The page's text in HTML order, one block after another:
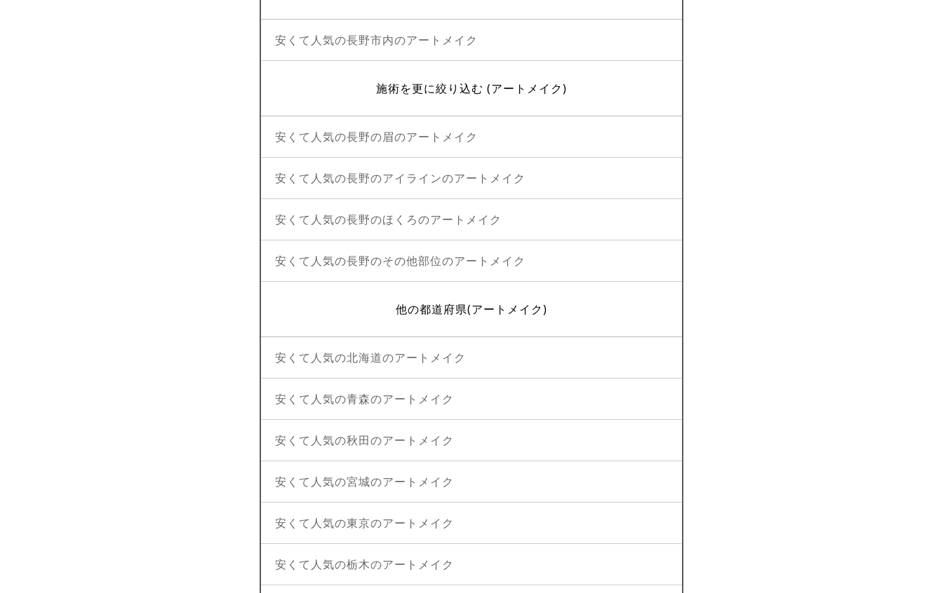
安くて人気の長野市内のアートメイク
施術を更に絞り込む (アートメイク)
安くて人気の長野の眉のアートメイク
安くて人気の長野のアイラインのアートメイク
安くて人気の長野のほくろのアートメイク
安くて人気の長野のその他部位のアートメイク
他の都道府県(アートメイク)
安くて人気の北海道のアートメイク
安くて人気の青森のアートメイク
安くて人気の秋田のアートメイク
安くて人気の宮城のアートメイク
安くて人気の東京のアートメイク
安くて人気の栃木のアートメイク